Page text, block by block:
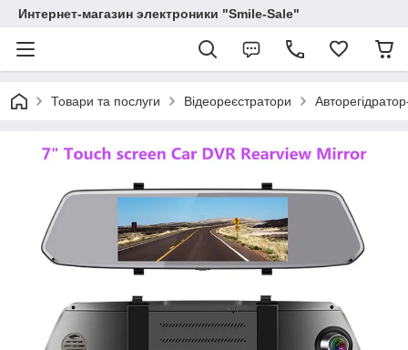
Интернет-магазин электроники "Smile-Sale"
Товари та послуги Відеореєстратори